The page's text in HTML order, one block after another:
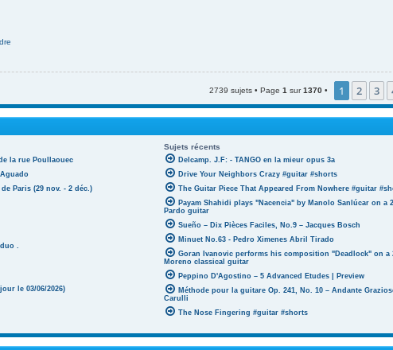
2739 sujets • Page 1 sur1370 • 1 2 3
Sujets récents
la rue Poullaouec
Paris (29 nov. - 2 déc.)
.
le 03/06/2026)
Delcamp. J.F: - TANGO en la mieur opus 3a
Drive Your Neighbors Crazy #guitar #shorts
The Guitar Piece That Appeared From Nowhere #guitar
Payam Shahidi plays "Nacencia" by Manolo Sanlúcar on a
Pardo guitar
Sueño – Dix Pièces Faciles, No.9 – Jacques Bosch
Minuet No.63 - Pedro Ximenes Abril Tirado
Goran Ivanovic performs his composition "Deadlock" on a
Moreno classical guitar
Peppino D'Agostino – 5 Advanced Etudes | Preview
Méthode pour la guitare Op. 241, No. 10 – Andante
Carulli
The Nose Fingering #guitar #shorts